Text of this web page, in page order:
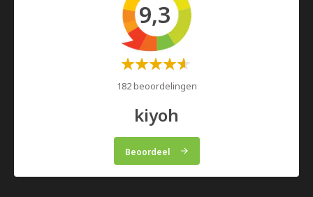
9,3
Waardering:
182 beoordelingen
kiyoh
Beoordeel